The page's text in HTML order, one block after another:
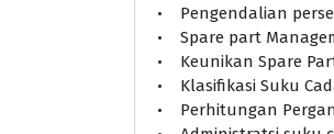
• Pengendalian
• Spare part
• Keunikan Spare
• Klasifikasi Suku
• Perhitungan